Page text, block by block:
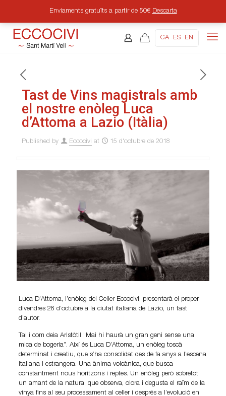
CA ES EN
Tast de Vins magistrals amb
el nostre enòleg Luca
d’Attoma a Lazio (Itàlia)
Published by Eccocivi at 15 d'octubre de 2018
Luca D’Attoma, l’enòleg del Celler Eccocivi, presentarà el proper
divendres 26 d’octubre a la ciutat italiana de Lazio, un tast
d’autor.
Tal i com deia Aristòtil “Mai hi haurà un gran geni sense una
mica de bogeria”. Així és Luca D’Attoma, un enòleg toscà
determinat i creatiu, que s’ha consolidat des de fa anys a l’escena
italiana i estrangera. Una ànima volcànica, que busca
constantment nous horitzons i reptes. Un enòleg però sobretot
un amant de la natura, que observa, olora i degusta el raïm de la
vinya fins al seu processament al celler i després a l’evolució en
Enviaments gratuïts a partir de 50€ Descarta